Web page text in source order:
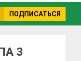
ПОДПИСАТЬСЯ
3